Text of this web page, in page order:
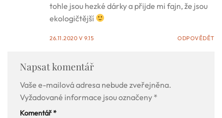
tohle jsou hezké dárky a přijde mi fajn, že jsou
ekologičtější
26.11.2020 V 9.15 ODPOVĚDĚT
Napsat komentář
Vaše e-mailová adresa nebude zveřejněna.
Vyžadované informace jsou označeny *
Komentář*